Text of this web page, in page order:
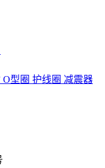
O型圈 护线圈 减震器